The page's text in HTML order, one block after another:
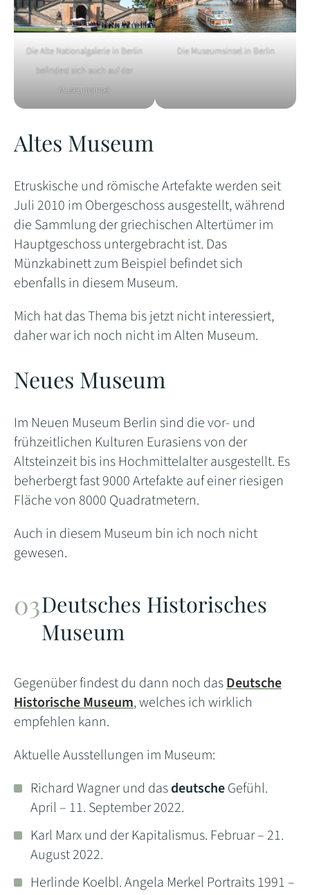
Die Alte Nationalgalerie in Berlin
befindest sich auch auf der
Museumsinsel
Die Museumsinsel in Berlin
Altes Museum
Etruskische und römische Artefakte werden seit
Juli 2010 im Obergeschoss ausgestellt, während
die Sammlung der griechischen Altertümer im
Hauptgeschoss untergebracht ist. Das
Münzkabinett zum Beispiel befindet sich
ebenfalls in diesem Museum.
Mich hat das Thema bis jetzt nicht interessiert,
daher war ich noch nicht im Alten Museum.
Neues Museum
Im Neuen Museum Berlin sind die vor- und
frühzeitlichen Kulturen Eurasiens von der
Altsteinzeit bis ins Hochmittelalter ausgestellt. Es
beherbergt fast 9000 Artefakte auf einer riesigen
Fläche von 8000 Quadratmetern.
Auch in diesem Museum bin ich noch nicht
gewesen.
Deutsches Historisches
Museum
Gegenüber findest du dann noch dasDeutsche
Historische Museum, welches ich wirklich
empfehlen kann.
Aktuelle Ausstellungen im Museum:
Richard Wagner und dasdeutscheGefühl.
April – 11. September 2022.
Karl Marx und der Kapitalismus. Februar – 21.
August 2022.
Herlinde Koelbl. Angela Merkel Portraits 1991 –